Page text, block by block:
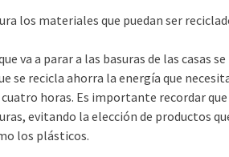
los materiales que puedan ser
va a parar a las basuras de las casas
se recicla ahorra la energía que
horas. Es importante recordar
evitando la elección de productos
los plásticos.